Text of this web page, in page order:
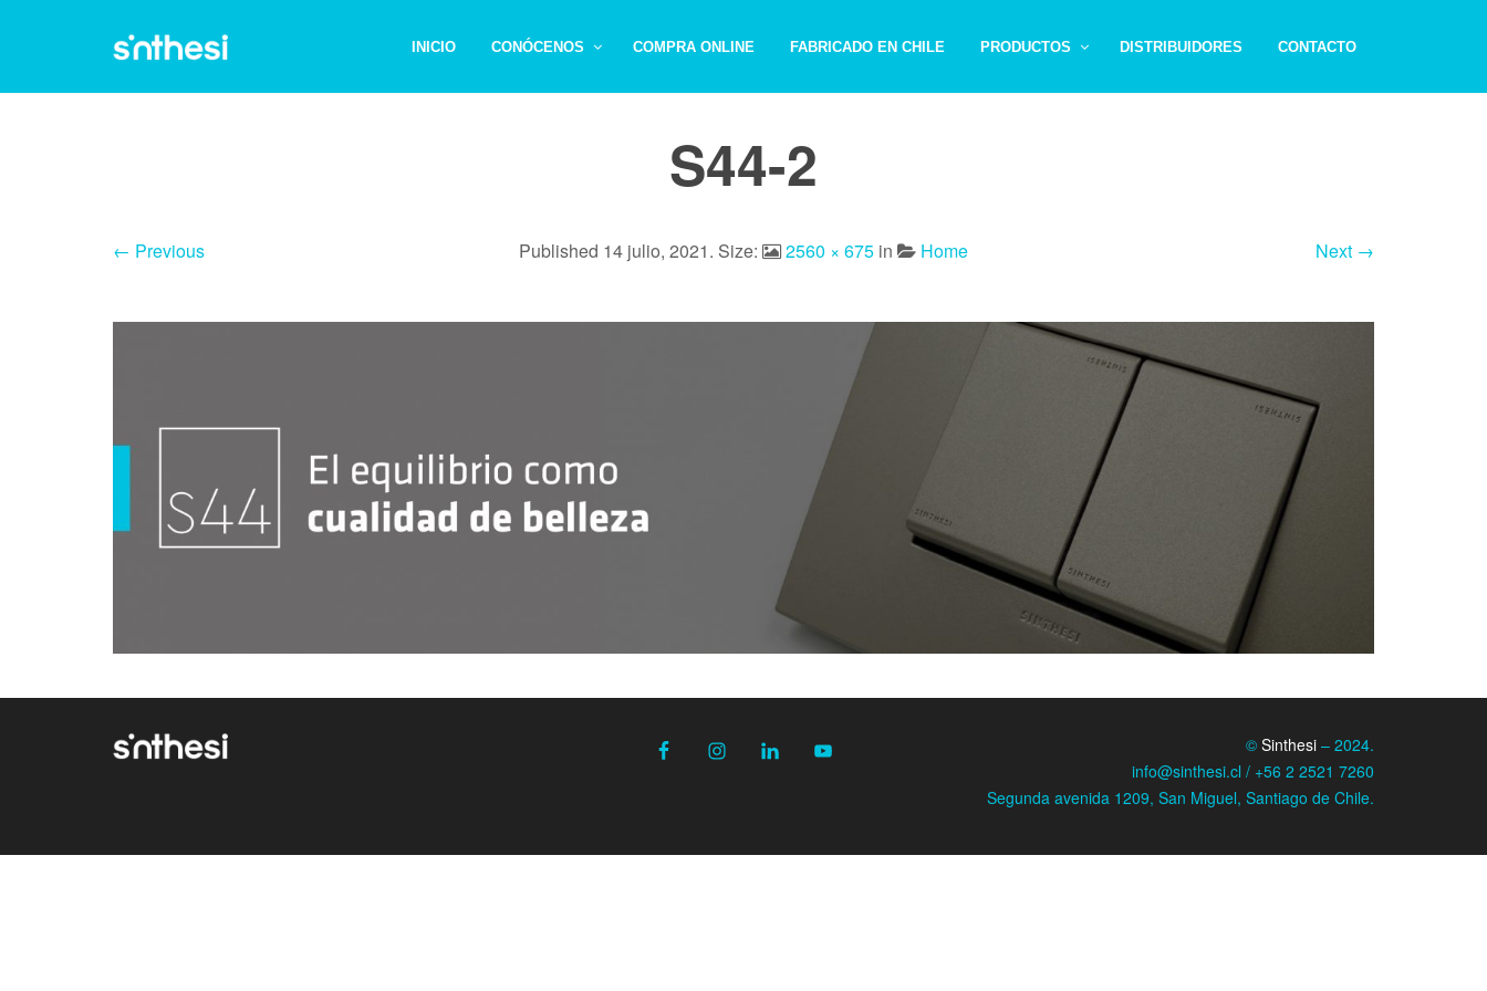
INICIO CONÓCENOS COMPRA ONLINE FABRICADO EN CHILE PRODUCTOS DISTRIBUIDORES CONTACTO
S44-2
Published 14 julio, 2021. Size: 2560 × 675 in Home
← Previous Next →
© Sinthesi– 2024.
info@sinthesi.cl / +56 2 2521 7260
Segunda avenida 1209, San Miguel, Santiago de Chile.